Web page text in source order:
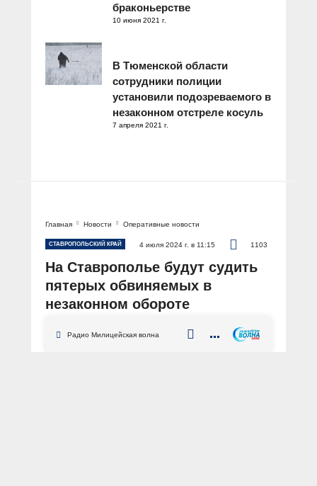
браконьерстве
10 июня 2021 г.
В Тюменской области
сотрудники полиции
установили подозреваемого в
незаконном отстреле косуль
7 апреля 2021 г.
Главная Новости Оперативные новости
СТАВРОПОЛЬСКИЙ КРАЙ 4 июля 2024 г. в 11:15 1103
На Ставрополье будут судить
пятерых обвиняемых в
незаконном обороте
Радио Милицейская волна